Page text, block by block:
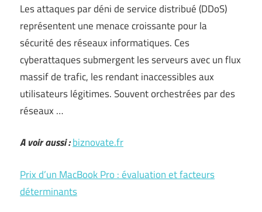
Les attaques par déni de service distribué (DDoS)
représentent une menace croissante pour la
sécurité des réseaux informatiques. Ces
cyberattaques submergent les serveurs avec un flux
massif de trafic, les rendant inaccessibles aux
utilisateurs légitimes. Souvent orchestrées par des
réseaux …
A voir aussi :biznovate.fr
Prix d’un MacBook Pro : évaluation et facteurs
déterminants